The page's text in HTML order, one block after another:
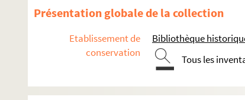
Présentation globale de la collection
Etablissement de
conservation
Bibliothèque
Tous les
William Busnach. Le petit Jacques : drame en 9
Jacques Lemaire, Frances Burnett, Joseph J.
Henri Crisafulli, Victor Bernard. Le petit Ludovic :
André Birabeau. Petit péché : comédie en 3 actes. 1926